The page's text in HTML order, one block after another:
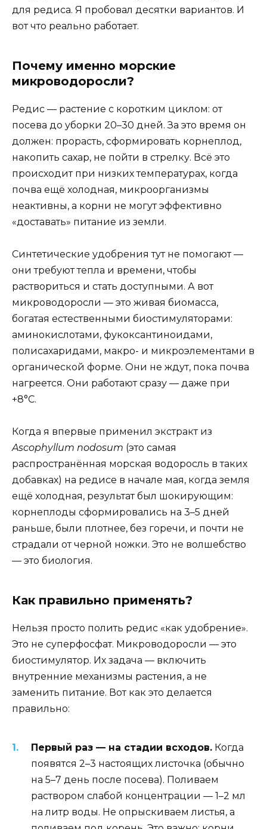
для редиса. Я пробовал десятки вариантов. И
вот что реально работает.
Почему именно морские
микроводоросли?
Редис — растение с коротким циклом: от
посева до уборки 20–30 дней. За это время он
должен: прорасть, сформировать корнеплод,
накопить сахар, не пойти в стрелку. Всё это
происходит при низких температурах, когда
почва ещё холодная, микроорганизмы
неактивны, а корни не могут эффективно
«доставать» питание из земли.
Синтетические удобрения тут не помогают —
они требуют тепла и времени, чтобы
раствориться и стать доступными. А вот
микроводоросли — это живая биомасса,
богатая естественными биостимуляторами:
аминокислотами, фукоксантиноидами,
полисахаридами, макро- и микроэлементами в
органической форме. Они не ждут, пока почва
нагреется. Они работают сразу — даже при
+8°C.
Когда я впервые применил экстракт из
Ascophyllum nodosum (это самая
распространённая морская водоросль в таких
добавках) на редисе в начале мая, когда земля
ещё холодная, результат был шокирующим:
корнеплоды сформировались на 3–5 дней
раньше, были плотнее, без горечи, и почти не
страдали от черной ножки. Это не волшебство
— это биология.
Как правильно применять?
Нельзя просто полить редис «как удобрение».
Это не суперфосфат. Микроводоросли — это
биостимулятор. Их задача — включить
внутренние механизмы растения, а не
заменить питание. Вот как это делается
правильно:
Первый раз — на стадии всходов. Когда
появятся 2–3 настоящих листочка (обычно
на 5–7 день после посева). Поливаем
раствором слабой концентрации — 1–2 мл
на литр воды. Не опрыскиваем листья, а